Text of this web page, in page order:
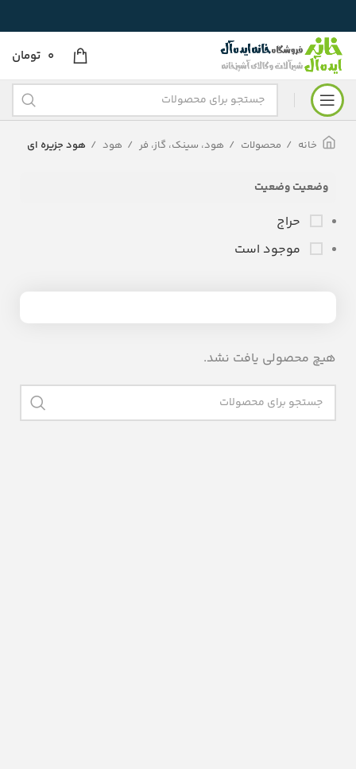
0 تومان
خانه محصولات هود، سینک، گاز، فر هود هود جزیره ای
وضعیت وضعیت
حراج
موجود است
هیچ محصولی یافت نشد.